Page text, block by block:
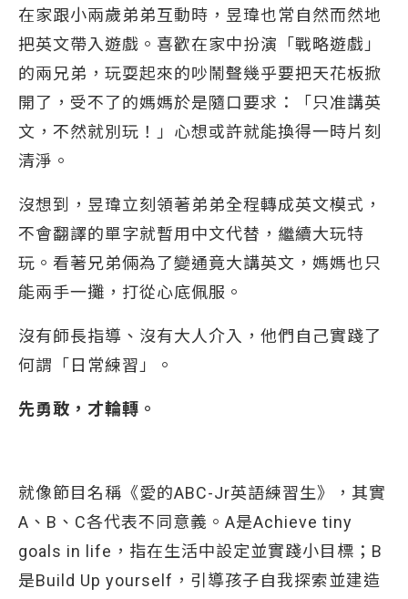
在家跟小兩歲弟弟互動時，昱瑋也常自然而然地
把英文帶入遊戲。喜歡在家中扮演「戰略遊戲」
的兩兄弟，玩耍起來的吵鬧聲幾乎要把天花板掀
開了，受不了的媽媽於是隨口要求：「只准講英
文，不然就別玩！」心想或許就能換得一時片刻
清淨。
沒想到，昱瑋立刻領著弟弟全程轉成英文模式，
不會翻譯的單字就暫用中文代替，繼續大玩特
玩。看著兄弟倆為了變通竟大講英文，媽媽也只
能兩手一攤，打從心底佩服。
沒有師長指導、沒有大人介入，他們自己實踐了
何謂「日常練習」。
先勇敢，才輪轉。
就像節目名稱《愛的ABC-Jr英語練習生》，其實
A、B、C各代表不同意義。A是Achieve tiny
goals in life，指在生活中設定並實踐小目標；B
是Build Up yourself，引導孩子自我探索並建造